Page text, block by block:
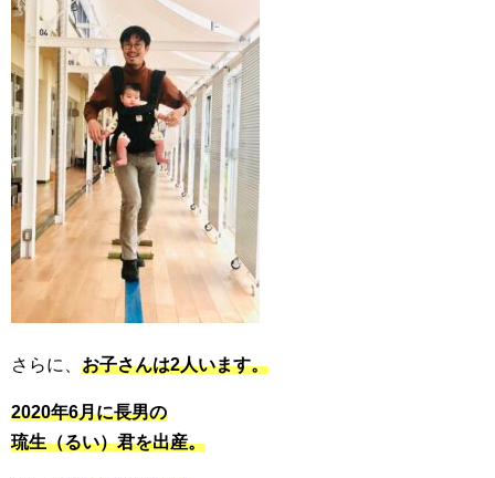
さらに、 お子さんは2人います。
2020年6月に長男の
琉生（るい）君を出産。